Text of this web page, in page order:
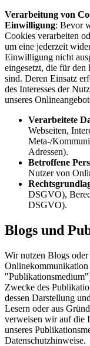
Verarbeitung von
Einwilligung: Bevor
Cookies verarbeiten
um eine jederzeit
Einwilligung nicht
eingesetzt, die für den
sind. Deren Einsatz
des Interesses der
unseres
Verarbeitete
Webseiten,
Meta-/
Adressen).
Betroffene
Nutzer von
DSGVO),
DSGVO).
Blogs und
Wir nutzen Blogs
Zwecke des
dessen Darstellung
Lesern oder aus
verweisen wir auf die
unseres
Datenschutzhinweise.